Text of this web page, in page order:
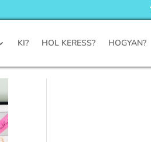
KI? HOL KERESS? HOGYAN?